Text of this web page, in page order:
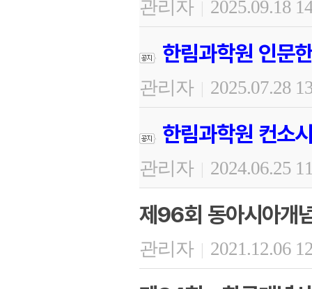
관리자 | 2025.09.18
한림과학원 인문
관리자 | 2025.07.28
한림과학원 컨소
관리자 | 2024.06.25
제96회 동아시아개
관리자 | 2021.12.06